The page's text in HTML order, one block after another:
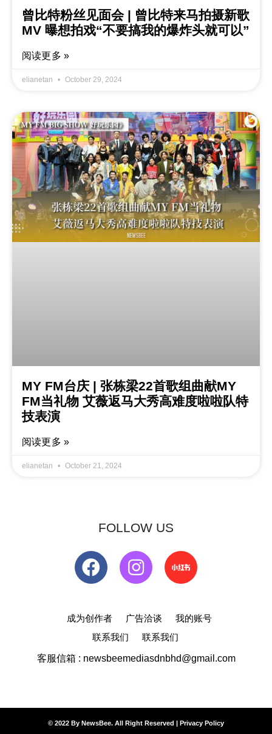
曾比特粉丝见面会 | 曾比特来马拍摄新歌
MV 曝想拍戏“不要搞我的爆炸头就可以”
阅读更多 »
elianetan October 29, 2024
MY FM台庆 | 张栋梁22首歌组曲献MY
FM当礼物 艾薇返马大秀高难度啦啦队特
技表演
阅读更多 »
elianetan October 21, 2024
FOLLOW US
成为创作者 广告洽谈
我的账号
联系我们
联系我们
客服信箱 : newsbeemediasdnbhd@gmail.com
© 2022 By NewsBee. All Right Reserved | Privacy Policy